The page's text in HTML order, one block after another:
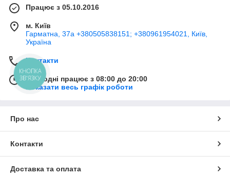
Працює з 05.10.2016
м. Київ
Гарматна, 37а +380505838151; +380961954021, Київ,
Україна
Контакти
Сьогодні працює з 08:00 до 20:00
Показати весь графік роботи
Про нас
Контакти
Доставка та оплата
КНОПКА
ЗВ'ЯЗКУ